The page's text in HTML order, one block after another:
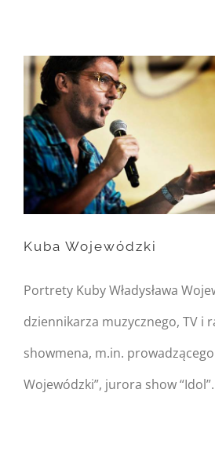
in
/home/nipo/
content/themes/
on line
Warning: Trying
/home/nipo/
on line
Kuba
Kuba Wojewódzki
Portrety Kuby Władysława
dziennikarza muzycznego, TV i
showmena, m.in.
Wojewódzki”, jurora show “Idol”.